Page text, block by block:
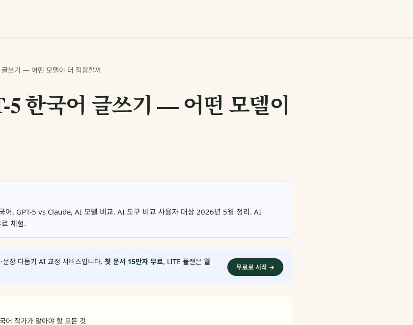
쓰기 — 어떤 모델이 더 적합할까
5 한국어 글쓰기 — 어떤 모델이
어, GPT-5 vs Claude, AI 모델 비교. AI 도구 비교 사용자 대상 2026년 5월 정리. AI
체험.
문장 다듬기 AI 교정 서비스입니다. 첫 문서 15만자 무료, LITE 플랜은 월
무료로 시작 →
어 작가가 알아야 할 모든 것